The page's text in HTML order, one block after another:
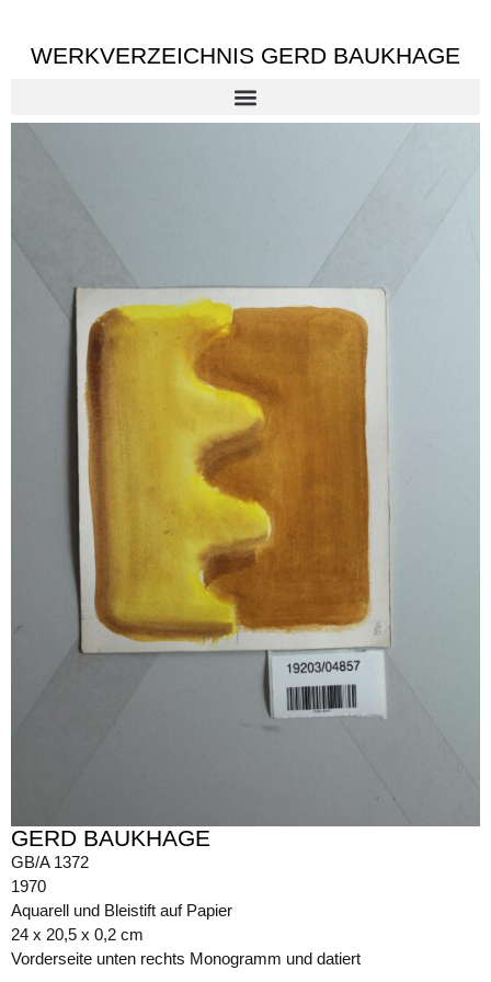
WERKVERZEICHNIS GERD BAUKHAGE
GERD BAUKHAGE
GB/A 1372
1970
Aquarell und Bleistift auf Papier
24 x 20,5 x 0,2 cm
Vorderseite unten rechts Monogramm und datiert